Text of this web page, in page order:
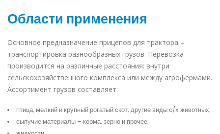
Области применения
Основное предназначение прицепов для трактора –
транспортировка разнообразных грузов. Перевозка
производится на различные расстояния: внутри
сельскохозяйственного комплекса или между агрофермами.
Ассортимент грузов составляет:
птица, мелкий и крупный рогатый скот, другие виды с/х животных;
сыпучие материалы – корма, зерно и прочее;